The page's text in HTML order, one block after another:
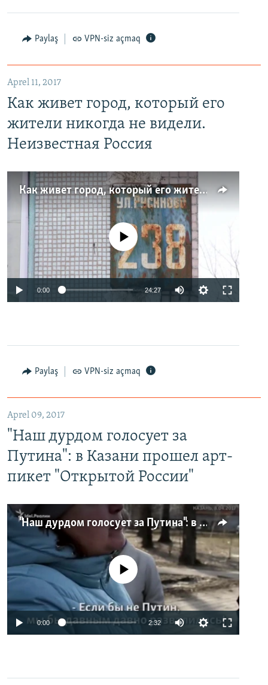
Paylaş VPN-siz açmaq
Aprel 11, 2017
Как живет город, который его
жители никогда не видели.
Неизвестная Россия
Как живет город, который его жители никогда не видели. Неизвестная Россия
No media source currently available
0:00 24:27
Paylaş VPN-siz açmaq
Aprel 09, 2017
"Наш дурдом голосует за
Путина": в Казани прошел арт-
пикет "Открытой России"
"Наш дурдом голосует за Путина": в Казани прошел арт-пикет "Открытой России"
No media source currently available
0:00 2:32